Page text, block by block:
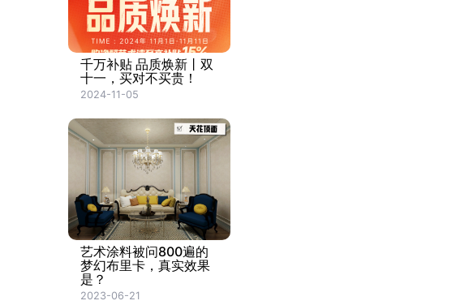
千万补贴 品质焕新丨双
十一，买对不买贵！
2024-11-05
艺术涂料被问800遍的
梦幻布里卡，真实效果
是？
2023-06-21